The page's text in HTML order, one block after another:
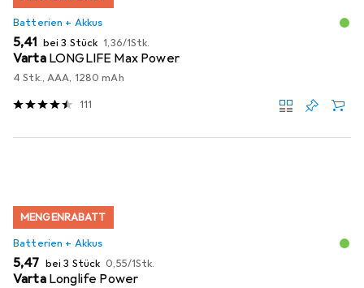
Batterien + Akkus
EUR
5,41 bei 3 Stück EUR
1,36/1Stk.
Varta LONGLIFE Max Power
4 Stk., AAA, 1280 mAh
111
MENGENRABATT
Batterien + Akkus
EUR
5,47 bei 3 Stück EUR
0,55/1Stk.
Varta Longlife Power